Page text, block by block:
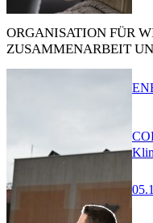
ORGANISATION FÜR
ZUSAMMENARBEIT